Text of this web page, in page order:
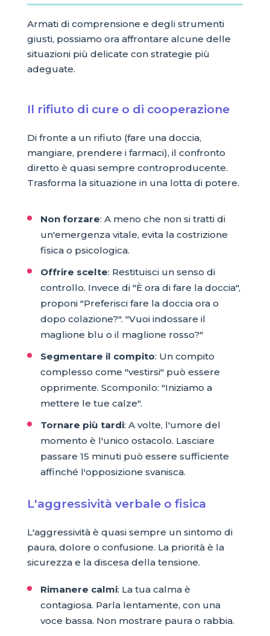
Armati di comprensione e degli strumenti
giusti, possiamo ora affrontare alcune delle
situazioni più delicate con strategie più
adeguate.
Il rifiuto di cure o di cooperazione
Di fronte a un rifiuto (fare una doccia,
mangiare, prendere i farmaci), il confronto
diretto è quasi sempre controproducente.
Trasforma la situazione in una lotta di potere.
Non forzare: A meno che non si tratti di
un'emergenza vitale, evita la costrizione
fisica o psicologica.
Offrire scelte: Restituisci un senso di
controllo. Invece di "È ora di fare la doccia",
proponi "Preferisci fare la doccia ora o
dopo colazione?". "Vuoi indossare il
maglione blu o il maglione rosso?"
Segmentare il compito: Un compito
complesso come "vestirsi" può essere
opprimente. Scomponilo: "Iniziamo a
mettere le tue calze".
Tornare più tardi: A volte, l'umore del
momento è l'unico ostacolo. Lasciare
passare 15 minuti può essere sufficiente
affinché l'opposizione svanisca.
L'aggressività verbale o fisica
L'aggressività è quasi sempre un sintomo di
paura, dolore o confusione. La priorità è la
sicurezza e la discesa della tensione.
Rimanere calmi: La tua calma è
contagiosa. Parla lentamente, con una
voce bassa. Non mostrare paura o rabbia.